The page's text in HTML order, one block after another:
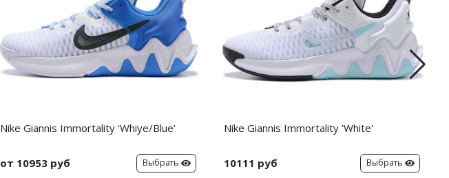
Nike Giannis Immortality 'Whiye/Blue'
от 10953 руб Выбрать
Nike Giannis Immortality 'White'
10111 руб Выбрать